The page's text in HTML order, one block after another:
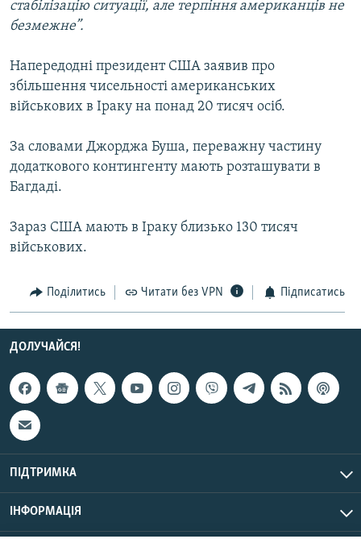
УКР
ДОЛУЧАЙСЯ!
Усі сайти RFE/RL
стабілізацію ситуації, але терпіння американців не
безмежне”.
Напередодні президент США заявив про
збільшення чисельності американських
військових в Іраку на понад 20 тисяч осіб.
За словами Джорджа Буша, переважну частину
додаткового контингенту мають розташувати в
Багдаді.
Зараз США мають в Іраку близько 130 тисяч
військових.
Поділитись Читати без VPN Підписатись
ДОЛУЧАЙСЯ!
ПІДТРИМКА
ІНФОРМАЦІЯ